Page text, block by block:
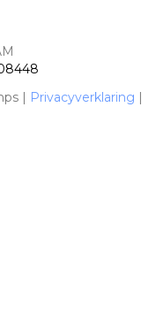
| Privacyverklaring |